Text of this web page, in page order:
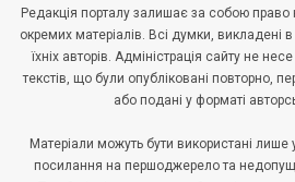
Редакція порталу залишає за собою право
окремих матеріалів. Всі думки, викладені
їхніх авторів. Адміністрація сайту не
текстів, що були опубліковані повторно,
або подані у форматі
Матеріали можуть бути використані лише
посилання на першоджерело та